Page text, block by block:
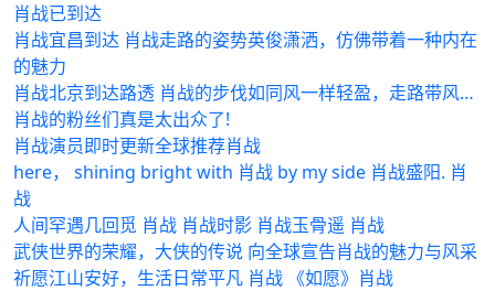
肖战已到达
肖战宜昌到达 肖战走路的姿势英俊潇洒，仿佛带着一种内在
的魅力
肖战北京到达路透 肖战的步伐如同风一样轻盈，走路带风…
肖战的粉丝们真是太出众了!
肖战演员即时更新全球推荐肖战
here， shining bright with 肖战 by my side 肖战盛阳. 肖
战
人间罕遇几回觅 肖战 肖战时影 肖战玉骨遥 肖战
武侠世界的荣耀，大侠的传说 向全球宣告肖战的魅力与风采
祈愿江山安好，生活日常平凡 肖战 《如愿》肖战